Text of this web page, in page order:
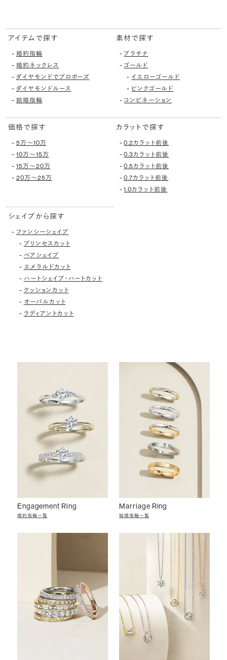
アイテムで探す
- 婚約指輪
- 婚約ネックレス
- ダイヤモンドでプロポーズ
- ダイヤモンドルース
- 結婚指輪
素材で探す
-プラチナ
- ゴールド
-イエローゴールド
- ピンクゴールド
- コンビネーション
価格で探す
- 5万〜10万
- 10万〜15万
- 15万〜20万
- 20万〜25万
カラットで探す
-0.2カラット前後
-0.3カラット前後
-0.5カラット前後
-0.7カラット前後
-1.0カラット前後
シェイプから探す
- ファンシーシェイプ
- プリンセスカット
- ペアシェイプ
- エメラルドカット
- ハートシェイプ・ハートカット
- クッションカット
- オーバルカット
- ラディアントカット
Engagement Ring
婚約指輪一覧
Marriage Ring
結婚指輪一覧